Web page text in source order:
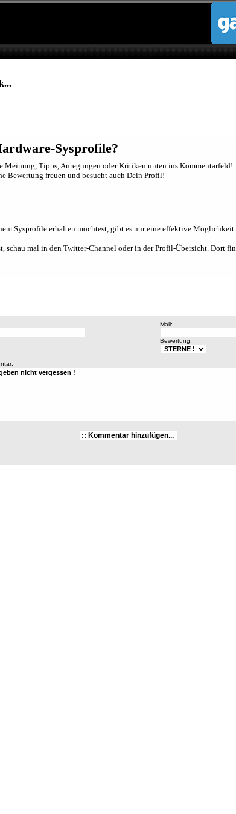
Sysprofile?
Meinung, Tipps, Anregungen oder Kritiken unten ins Kommentarfeld!
Bewertung freuen und besucht auch Dein Profil!
Sysprofile erhalten möchtest, gibt es nur eine effektive Möglichkeit:
schau mal in den Twitter-Channel oder in der Profil-Übersicht. Dort
Mail:
Bewertung: